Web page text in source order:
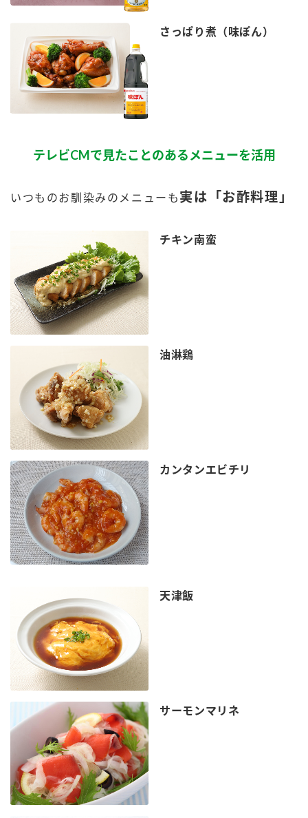
さっぱり煮（味ぽん）
テレビCMで見たことのあるメニューを活用
いつものお馴染みのメニューも 実は「お酢料理」
チキン南蛮
油淋鶏
カンタンエビチリ
天津飯
サーモンマリネ